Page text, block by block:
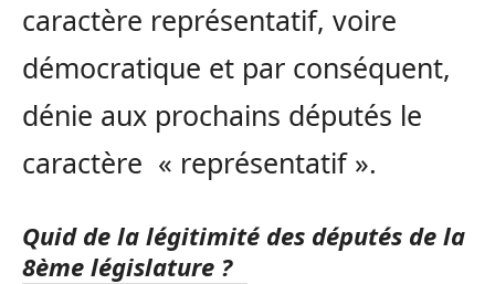
caractère représentatif, voire
démocratique et par conséquent,
dénie aux prochains députés le
caractère « représentatif ».
Quid de la légitimité des députés de la
8ème législature ?